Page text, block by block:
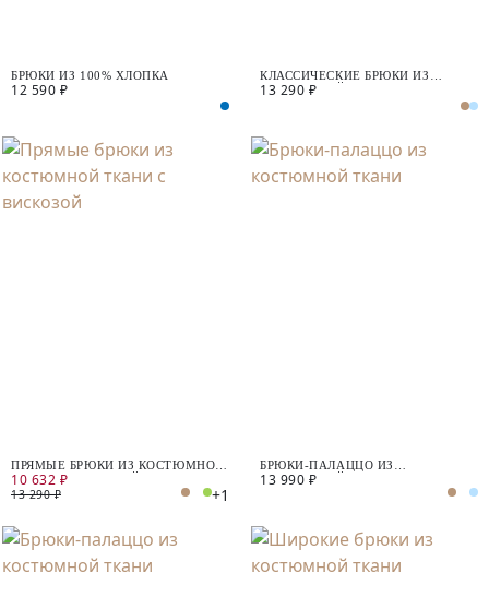
БРЮКИ ИЗ 100% ХЛОПКА
12 590 ₽
КЛАССИЧЕСКИЕ БРЮКИ ИЗ
КОСТЮМНОЙ ТКАНИ
13 290 ₽
ПРЯМЫЕ БРЮКИ ИЗ КОСТЮМНОЙ
ТКАНИ С ВИСКОЗОЙ
10 632 ₽
13 290 ₽ +1
БРЮКИ-ПАЛАЦЦО ИЗ
КОСТЮМНОЙ ТКАНИ
13 990 ₽